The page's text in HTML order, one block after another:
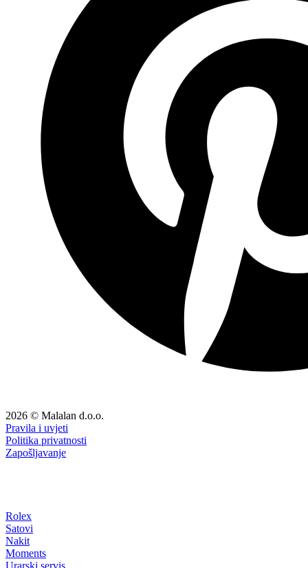
2026 © Malalan d.o.o.
Pravila i uvjeti
Politika privatnosti
Zapošljavanje
Rolex
Satovi
Nakit
Moments